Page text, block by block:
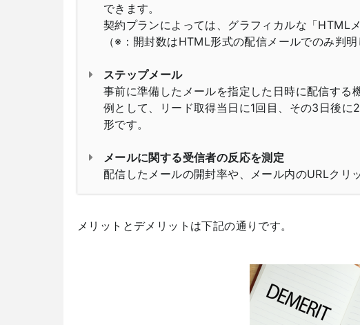
できます。
契約プランによっては、グラフィカルな「HTML
（※：開封数はHTML形式の配信メールでのみ判明
ステップメール
事前に準備したメールを指定した日時に配信する
例として、リード取得当日に1回目、その3日後
形です。
メールに関する受信者の反応を測定
配信したメールの開封率や、メール内のURLクリ
メリットとデメリットは下記の通りです。